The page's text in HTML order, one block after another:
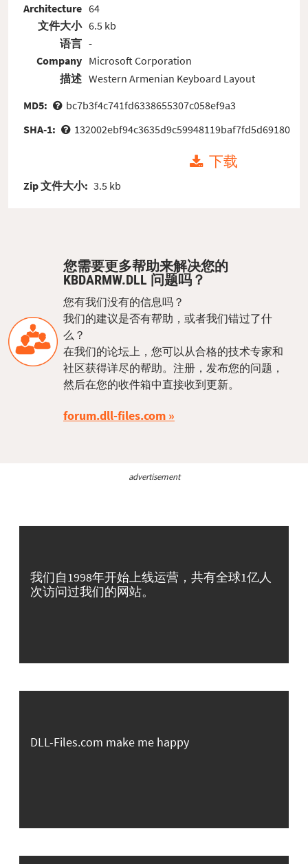
Architecture
文件大小
语言
Company
描述
64
6.5 kb
-
Microsoft Corporation
Western Armenian Keyboard Layout
MD5:
bc7b3f4c741fd6338655307c058ef9a3
SHA-1:
132002ebf94c3635d9c59948119baf7fd5d69180
下载
Zip 文件大小: 3.5 kb
您需要更多帮助来解决您的
KBDARMW.DLL 问题吗？
您有我们没有的信息吗？
我们的建议是否有帮助，或者我们错过了什
么？
在我们的论坛上，您可以从合格的技术专家和
社区获得详尽的帮助。注册，发布您的问题，
然后在您的收件箱中直接收到更新。
forum.dll-files.com
advertisement
我们自1998年开始上线运营，共有全球1亿人
次访问过我们的网站。
DLL-Files.com make me happy